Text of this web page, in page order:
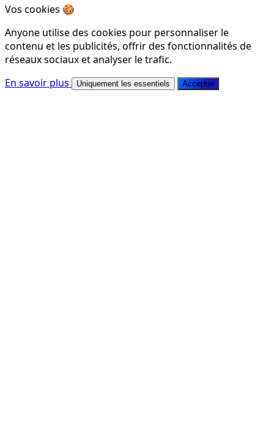
Vos cookies 🍪
Anyone utilise des cookies pour personnaliser le
contenu et les publicités, offrir des fonctionnalités de
réseaux sociaux et analyser le trafic.
En savoir plus
Uniquement les essentiels Accepter